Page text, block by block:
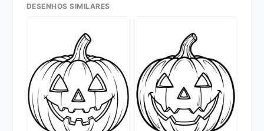
DESENHOS SIMILARES